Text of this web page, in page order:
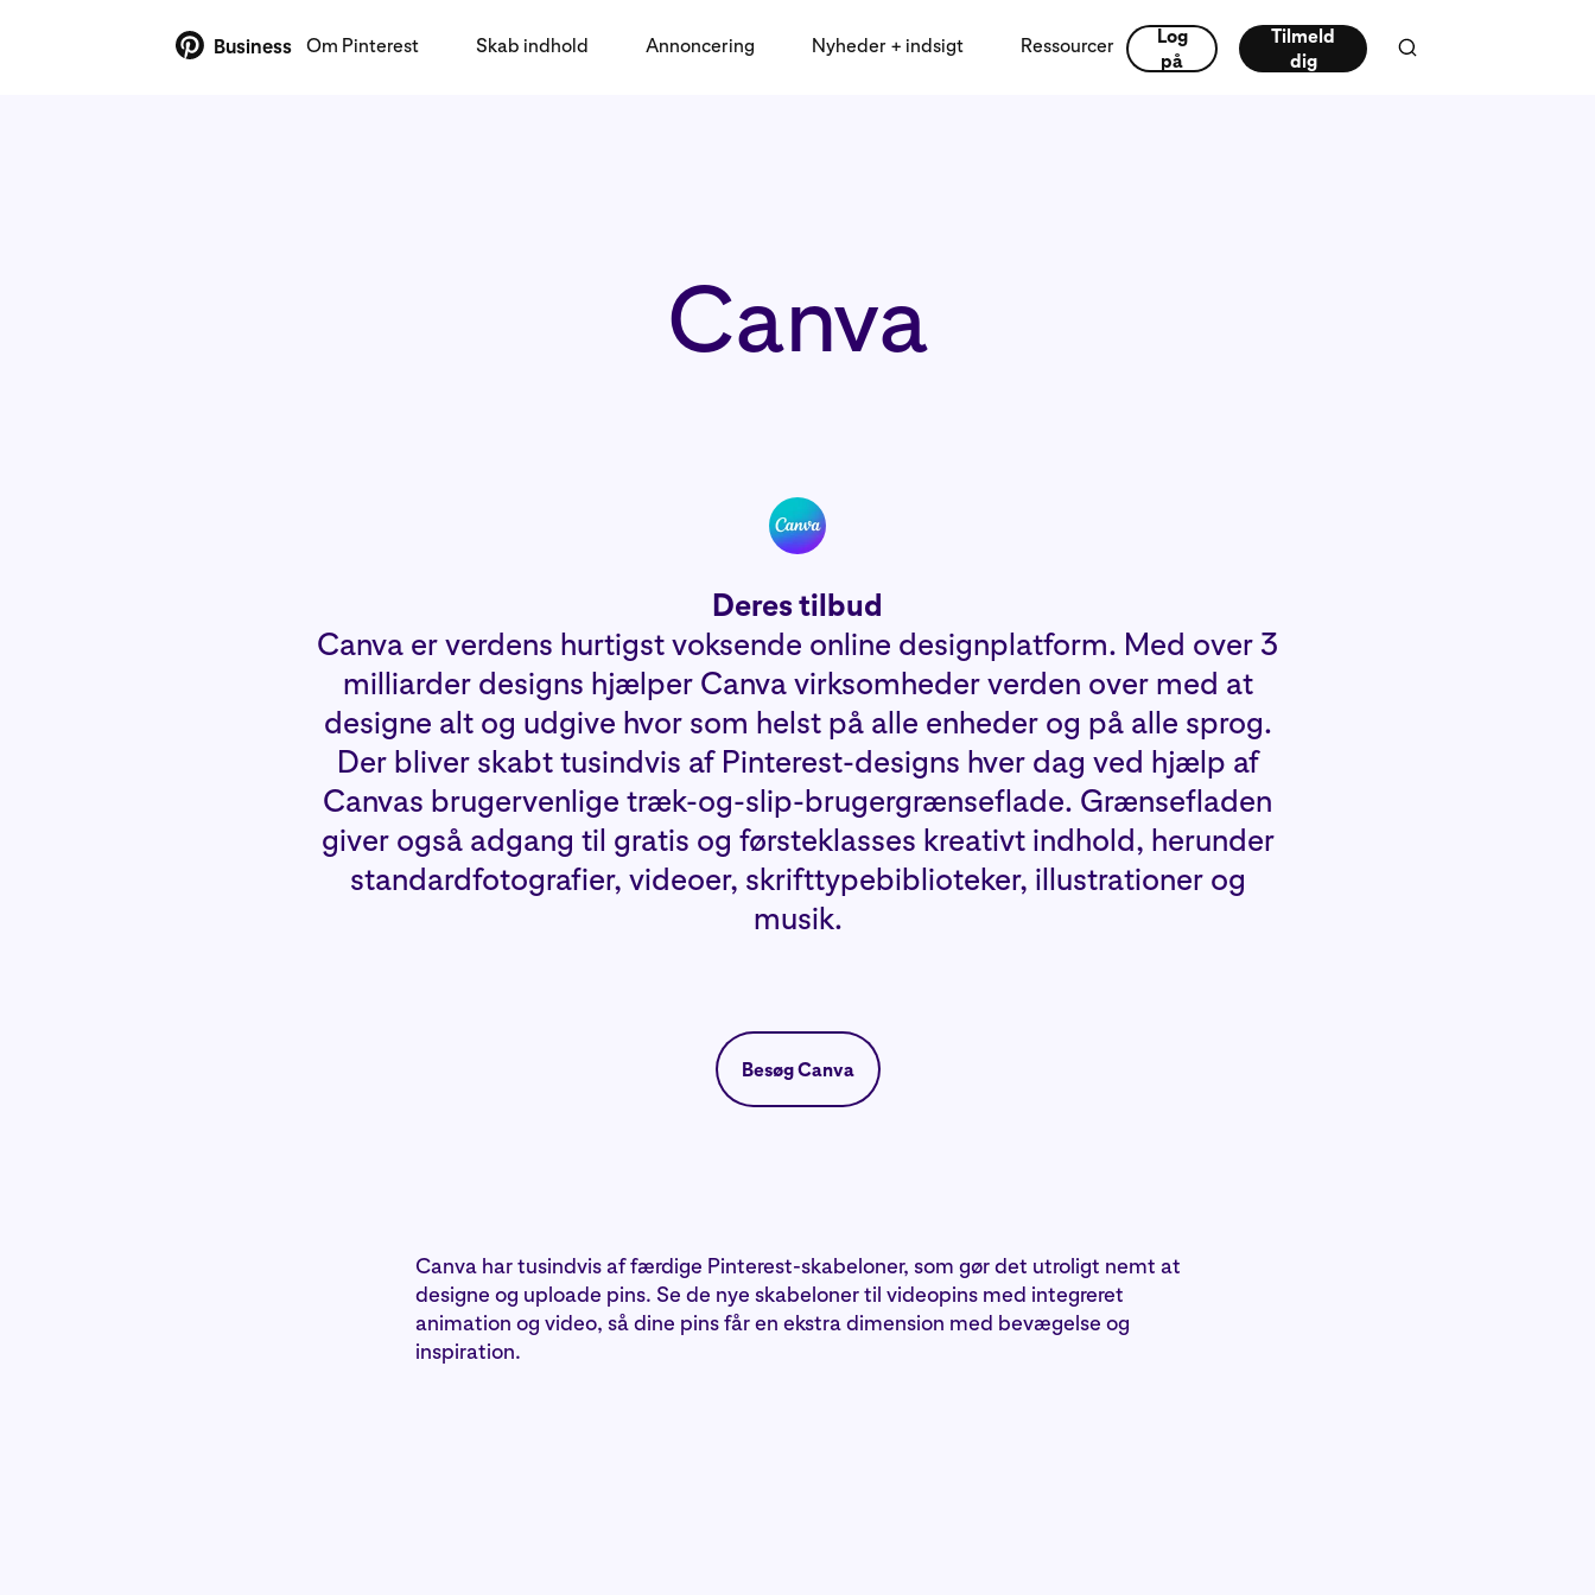
Business Om Pinterest Skab indhold Annoncering Nyheder + indsigt Ressourcer
Log
på
Tilmeld
dig
Canva
Deres tilbud
Canva er verdens hurtigst voksende online designplatform. Med over 3
milliarder designs hjælper Canva virksomheder verden over med at
designe alt og udgive hvor som helst på alle enheder og på alle sprog.
Der bliver skabt tusindvis af Pinterest-designs hver dag ved hjælp af
Canvas brugervenlige træk-og-slip-brugergrænseflade. Grænsefladen
giver også adgang til gratis og førsteklasses kreativt indhold, herunder
standardfotografier, videoer, skrifttypebiblioteker, illustrationer og
musik.
Besøg Canva
Canva har tusindvis af færdige Pinterest-skabeloner, som gør det utroligt nemt at
designe og uploade pins. Se de nye skabeloner til videopins med integreret
animation og video, så dine pins får en ekstra dimension med bevægelse og
inspiration.